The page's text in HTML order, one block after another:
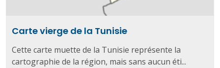
Carte vierge de la Tunisie
Cette carte muette de la Tunisie représente la
cartographie de la région, mais sans aucun éti...